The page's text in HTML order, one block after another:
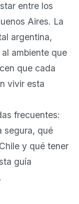
entre los
Aires. La
argentina,
ambiente que
que cada
vivir esta
frecuentes:
segura, qué
y qué tener
guía